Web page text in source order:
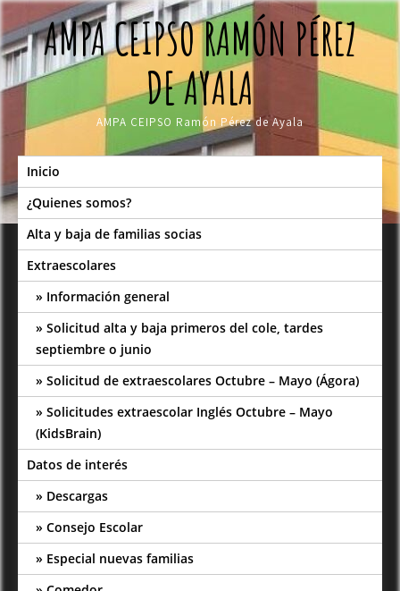
Skip
to
contentAMPA CEIPSO RAMÓN PÉREZ
DE AYALA
AMPA CEIPSO Ramón Pérez de Ayala
Inicio
¿Quienes somos?
Alta y baja de familias socias
Extraescolares
Información general
Solicitud alta y baja primeros del cole, tardes
septiembre o junio
Solicitud de extraescolares Octubre – Mayo (Ágora)
Solicitudes extraescolar Inglés Octubre – Mayo
(KidsBrain)
Datos de interés
Descargas
Consejo Escolar
Especial nuevas familias